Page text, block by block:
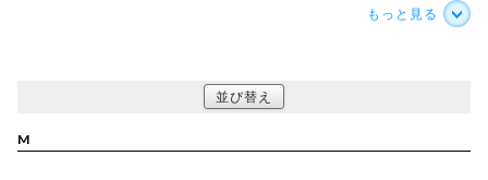
もっと見る
並び替え
M